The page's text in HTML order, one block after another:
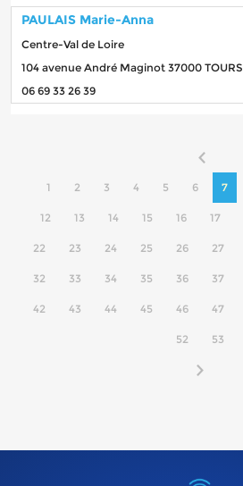
PAULAIS Marie-Anna
Centre-Val de Loire
104 avenue André Maginot 37000 TOURS
06 69 33 26 39
1 2 3 4 5 6 7
12 13 14 15 16 17
22 23 24 25 26 27
32 33 34 35 36 37
42 43 44 45 46 47
52 53